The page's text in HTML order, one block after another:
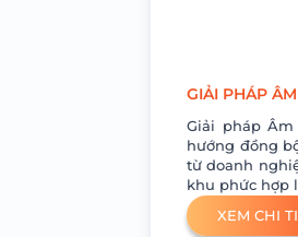
GIẢI PHÁP
Giải pháp
hướng đồng
từ doanh
khu phức hợp
XEM CHI